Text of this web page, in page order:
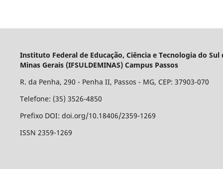
Instituto Federal de Educação, Ciência e Tecnologia do Sul
Minas Gerais (IFSULDEMINAS) Campus Passos
R. da Penha, 290 - Penha II, Passos - MG, CEP: 37903-070
Telefone: (35) 3526-4850
Prefixo DOI: doi.org/10.18406/2359-1269
ISSN 2359-1269